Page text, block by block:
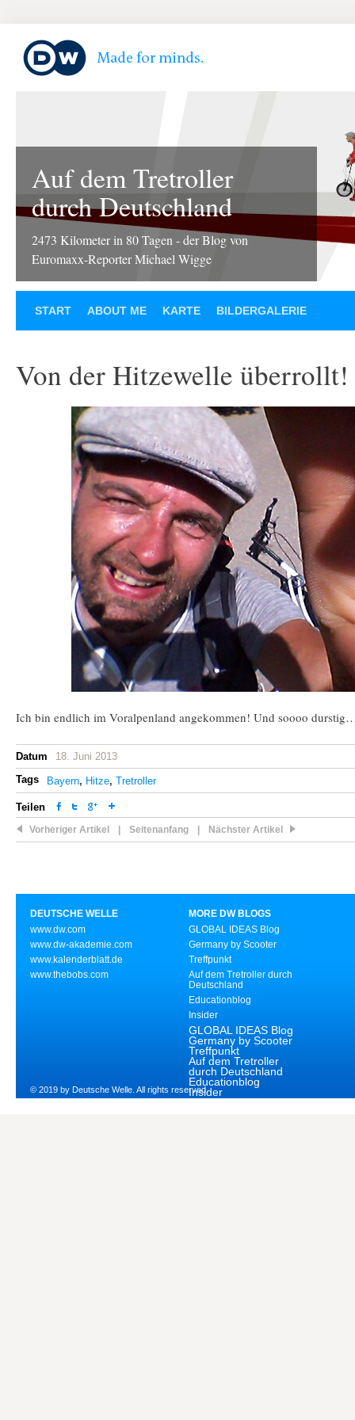
Auf dem Tretroller
durch Deutschland
2473 Kilometer in 80 Tagen - der Blog von
Euromaxx-Reporter Michael Wigge
START ABOUT ME KARTE BILDERGALERIE
Von der Hitzewelle überrollt!
Ich bin endlich im Voralpenland angekommen! Und soooo
Datum
18. Juni 2013
Tags
Bayern, Hitze, Tretroller
Teilen
Vorheriger Artikel Seitenanfang Nächster Artikel
DEUTSCHE WELLE
www.dw.com
www.dw-akademie.com
www.kalenderblatt.de
www.thebobs.com
MORE DW BLOGS
GLOBAL IDEAS Blog
Germany by Scooter
Treffpunkt
Auf dem Tretroller durch
Deutschland
Educationblog
Insider
GLOBAL IDEAS Blog
Germany by Scooter
Treffpunkt
Auf dem Tretroller
durch Deutschland
Educationblog
Insider
© 2019 by Deutsche Welle. All rights reserved.